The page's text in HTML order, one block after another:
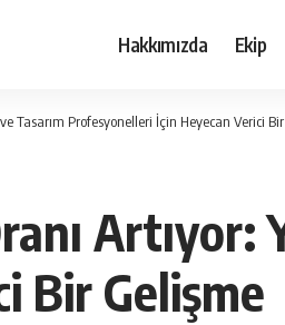
Hakkımızda Ekip
Tasarım Profesyonelleri İçin Heyecan Verici
Artıyor:
Bir Gelişme